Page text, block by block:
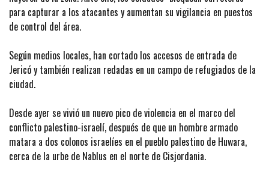
para capturar a los atacantes y aumentan su vigilancia en puestos
de control del área.
Según medios locales, han cortado los accesos de entrada de
Jericó y también realizan redadas en un campo de refugiados de la
ciudad.
Desde ayer se vivió un nuevo pico de violencia en el marco del
conflicto palestino-israelí, después de que un hombre armado
matara a dos colonos israelíes en el pueblo palestino de Huwara,
cerca de la urbe de Nablus en el norte de Cisjordania.